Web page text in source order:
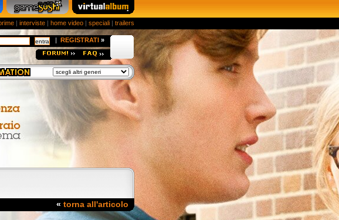
| interviste | home video | speciali | trailers
« torna all'articolo
| REGISTRATI »